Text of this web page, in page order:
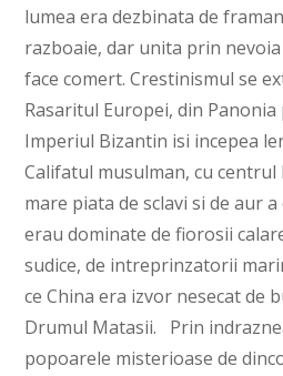
lumea era dezbinata de
razboaie, dar unita prin
face comert. Crestinismul se
Rasaritul Europei, din
Imperiul Bizantin isi incepea
Califatul musulman, cu centrul
mare piata de sclavi si de aur
erau dominate de fiorosii
sudice, de intreprinzatorii
ce China era izvor nesecat de
Drumul Matasii. Prin
popoarele misterioase de